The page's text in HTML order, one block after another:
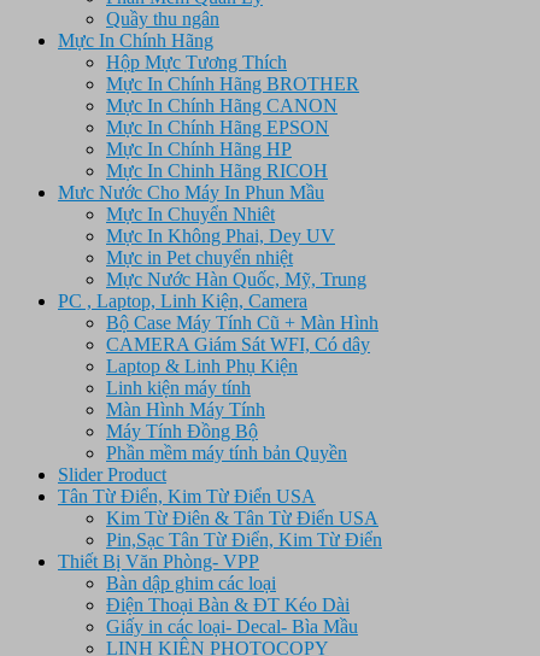
Quầy thu ngân
Mực In Chính Hãng
Hộp Mực Tương Thích
Mực In Chính Hãng BROTHER
Mực In Chính Hãng CANON
Mực In Chính Hãng EPSON
Mực In Chính Hãng HP
Mực In Chinh Hãng RICOH
Mưc Nước Cho Máy In Phun Mầu
Mực In Chuyển Nhiêt
Mực In Không Phai, Dey UV
Mực in Pet chuyển nhiệt
Mực Nước Hàn Quốc, Mỹ, Trung
PC , Laptop, Linh Kiện, Camera
Bộ Case Máy Tính Cũ + Màn Hình
CAMERA Giám Sát WFI, Có dây
Laptop & Linh Phụ Kiện
Linh kiện máy tính
Màn Hình Máy Tính
Máy Tính Đồng Bộ
Phần mềm máy tính bản Quyền
Slider Product
Tân Từ Điển, Kim Từ Điển USA
Kim Từ Điên & Tân Từ Điển USA
Pin,Sạc Tân Từ Điển, Kim Từ Điển
Thiết Bị Văn Phòng- VPP
Bàn dập ghim các loại
Điện Thoại Bàn & ĐT Kéo Dài
Giấy in các loại- Decal- Bìa Mầu
LINH KIỆN PHOTOCOPY